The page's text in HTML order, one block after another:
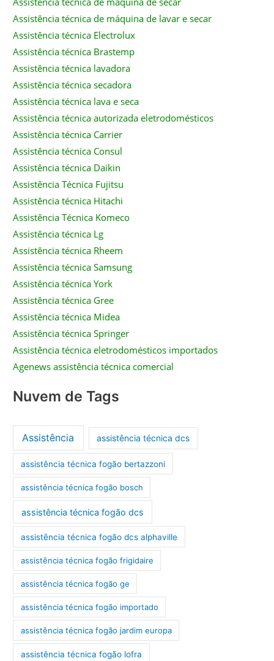
Assistência técnica de máquina de lavar e secar
Assistência técnica Electrolux
Assistência técnica Brastemp
Assistência técnica lavadora
Assistência técnica secadora
Assistência técnica lava e seca
Assistência técnica autorizada eletrodomésticos
Assistência técnica Carrier
Assistência técnica Consul
Assistência técnica Daikin
Assistência Técnica Fujitsu
Assistência técnica Hitachi
Assistência Técnica Komeco
Assistência técnica Lg
Assistência técnica Rheem
Assistência técnica Samsung
Assistência técnica York
Assistência técnica Gree
Assistência técnica Midea
Assistência técnica Springer
Assistência técnica eletrodomésticos importados
Agenews assistência técnica comercial
Nuvem de Tags
Assistência assistência técnica dcs
assistência técnica fogão bertazzoni
assistência técnica fogão bosch
assistência técnica fogão dcs
assistência técnica fogão dcs alphaville
assistência técnica fogão frigidaire
assistência técnica fogão ge
assistência técnica fogão importado
assistência técnica fogão jardim europa
assistência técnica fogão lofra